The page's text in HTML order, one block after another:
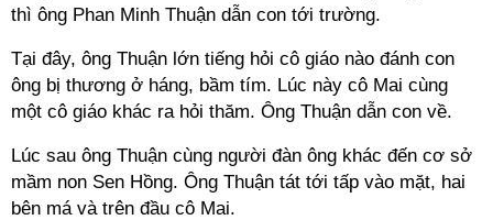
thì ông Phan Minh Thuận dẫn con tới trường.
Tại đây, ông Thuận lớn tiếng hỏi cô giáo nào đánh con
ông bị thương ở háng, bầm tím. Lúc này cô Mai cùng
một cô giáo khác ra hỏi thăm. Ông Thuận dẫn con về.
Lúc sau ông Thuận cùng người đàn ông khác đến cơ sở
mầm non Sen Hồng. Ông Thuận tát tới tấp vào mặt, hai
bên má và trên đầu cô Mai.